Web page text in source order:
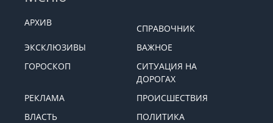
АРХИВ
СПРАВОЧНИК
ЭКСКЛЮЗИВЫ
ВАЖНОЕ
ГОРОСКОП
СИТУАЦИЯ НА
ДОРОГАХ
РЕКЛАМА
ПРОИСШЕСТВИЯ
ВЛАСТЬ
ПОЛИТИКА